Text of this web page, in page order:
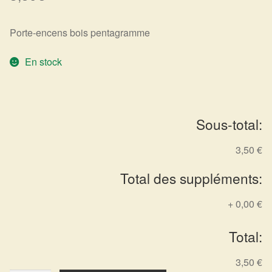
Ésotérisme : les pratiques spirituelles du monde invisible
Porte-encens bois pentagramme
En stock
Sous-total:
3,50 €
Total des suppléments:
+0,00 €
Total:
3,50 €